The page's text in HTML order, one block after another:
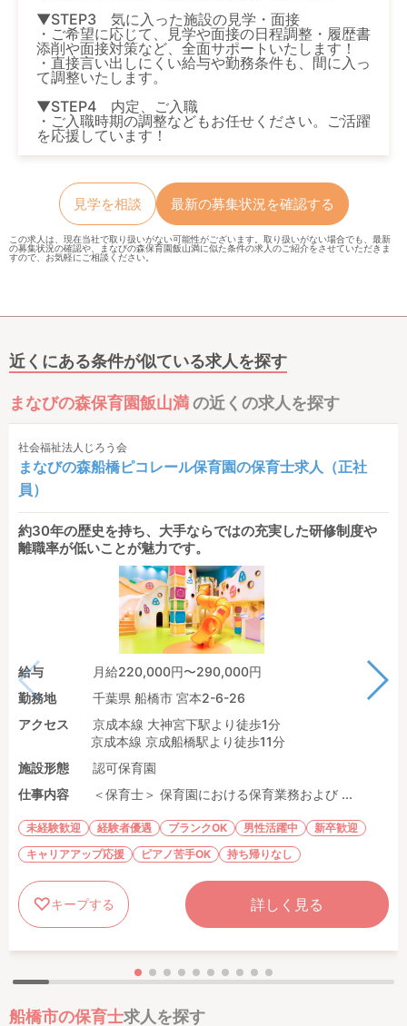
▼STEP3 気に入った施設の見学・面接
・ご希望に応じて、見学や面接の日程調整・履歴書
添削や面接対策など、全面サポートいたします！
・直接言い出しにくい給与や勤務条件も、間に入っ
て調整いたします。
▼STEP4 内定、ご入職
・ご入職時期の調整などもお任せください。ご活躍
を応援しています！
見学を相談 最新の募集状況を確認する
この求人は、現在当社で取り扱いがない可能性がございます。取り扱いがない場合でも、最新
の募集状況の確認や、まなびの森保育園飯山満に似た条件の求人のご紹介をさせていただきま
すので、お気軽にご相談ください。
近くにある条件が似ている求人を探す
まなびの森保育園飯山満の近くの求人を探す
社会福祉法人じろう会
まなびの森船橋ピコレール保育園の保育士求人（正社
員）
約30年の歴史を持ち、大手ならではの充実した研修制度や
離職率が低いことが魅力です。
給与
月給220,000円〜290,000円
勤務地
千葉県 船橋市 宮本2-6-26
アクセス
京成本線 大神宮下駅より徒歩1分
京成本線 京成船橋駅より徒歩11分
施設形態
認可保育園
仕事内容
＜保育士＞ 保育園における保育業務および ...
未経験歓迎 経験者優遇 ブランクOK 男性活躍中
新卒歓迎
キャリアアップ応援
ピアノ苦手OK 持ち帰りなし
キープする 詳しく見る
船橋市の保育士求人を探す